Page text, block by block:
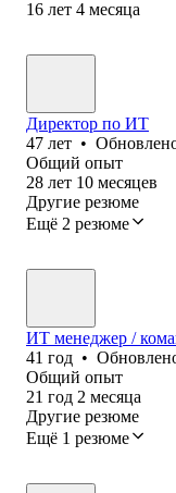
16 лет 4 месяца
Директор по ИТ
47 лет •
Общий опыт
28 лет 10 месяцев
Другие резюме
Ещё 2 резюме
ИТ менеджер /
41 год •
Общий опыт
21 год 2 месяца
Другие резюме
Ещё 1 резюме